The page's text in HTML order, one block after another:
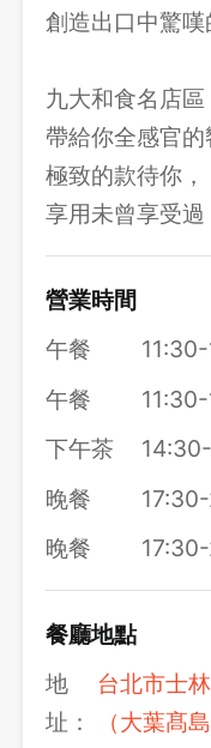
創造出口中驚嘆
九大和食名店區
帶給你全感官的
極致的款待你，
享用未曾享受過
營業時間
午餐
午餐
下午茶
晚餐
晚餐
餐廳地點
地
址：
台北市士
（大葉髙島